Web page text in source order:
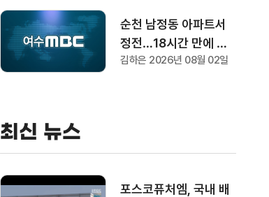
순천 남정동 아파트서
정전…18시간 만에 복
구
김하은 2026년 08월 02일
최신 뉴스
포스코퓨처엠, 국내 배